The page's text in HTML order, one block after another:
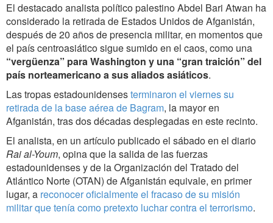
El destacado analista político palestino Abdel Bari Atwan ha
considerado la retirada de Estados Unidos de Afganistán,
después de 20 años de presencia militar, en momentos que
el país centroasiático sigue sumido en el caos, como una
“vergüenza” para Washington y una “gran traición” del
país norteamericano a sus aliados asiáticos.
Las tropas estadounidensesterminaron el viernes su
retirada de la base aérea de Bagram, la mayor en
Afganistán, tras dos décadas desplegadas en este recinto.
El analista, en un artículo publicado el sábado en el diario
Rai al-Youm, opina que la salida de las fuerzas
estadounidenses y de la Organización del Tratado del
Atlántico Norte (OTAN) de Afganistán equivale, en primer
lugar, a reconocer oficialmente el fracaso de su misión
militar que tenía como pretexto luchar contra el terrorismo.